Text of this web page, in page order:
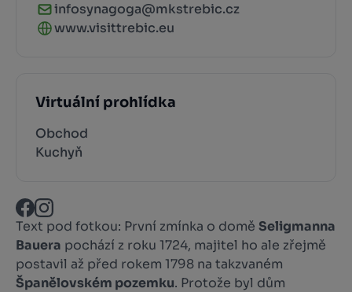
infosynagoga@mkstrebic.cz
www.visittrebic.eu
Virtuální prohlídka
Obchod
Kuchyň
Text pod fotkou: První zmínka o domě Seligmanna
Bauera pochází z roku 1724, majitel ho ale zřejmě
postavil až před rokem 1798 na takzvaném
Španělovském pozemku. Protože byl dům